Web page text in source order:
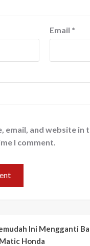
Email *
email, and website in
I comment.
Ini Mengganti
Honda